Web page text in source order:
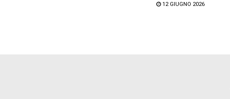
12 GIUGNO 2026